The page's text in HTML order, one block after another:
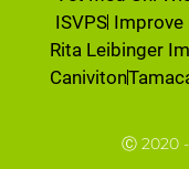
ISVPS Improve
Rita Leibinger
Caniviton
Ⓒ 2020